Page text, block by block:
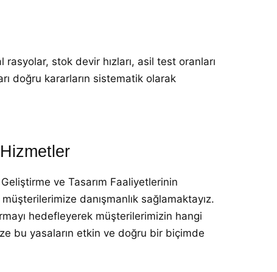
stok devir hızları, asil test oranları
doğru kararların sistematik olarak
ve Tasarım Faaliyetlerinin
danışmanlık sağlamaktayız.
hedefleyerek müşterilerimizin hangi
bu yasaların etkin ve doğru bir biçimde